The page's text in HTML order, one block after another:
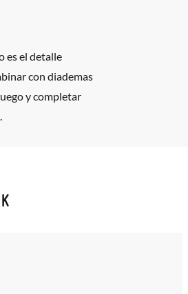
es el detalle
con diademas
y completar